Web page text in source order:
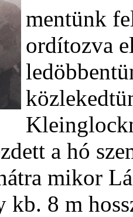
mentünk
ordítozva
a hó
mikor
kb. 8 m